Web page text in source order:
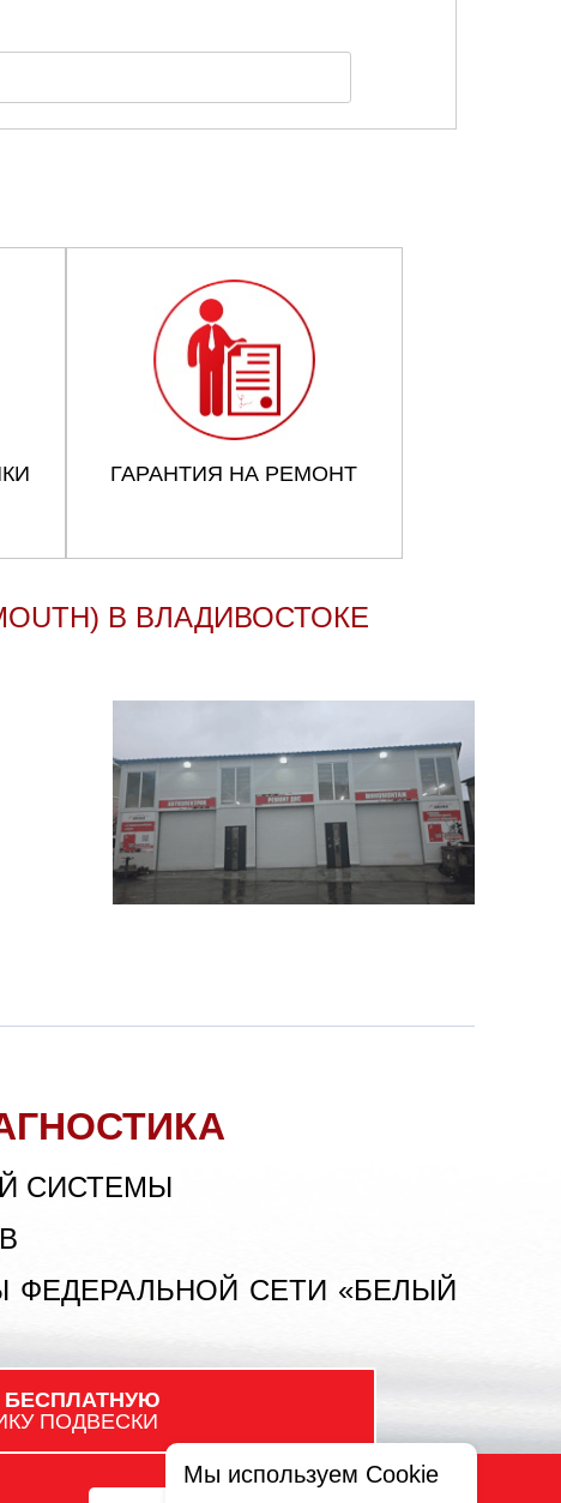
ГАРАНТИЯ НА РЕМОНТ
В ВЛАДИВОСТОКЕ
СИСТЕМЫ
ФЕДЕРАЛЬНОЙ СЕТИ «БЕЛЫЙ
БЕСПЛАТНУЮ
ПОДВЕСКИ
Мы используем Cookie